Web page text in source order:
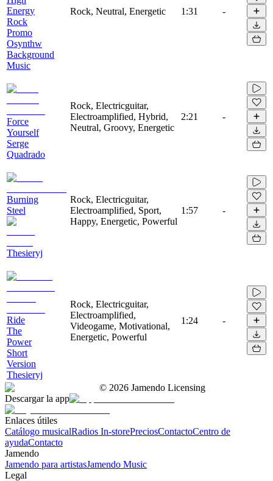
Energy
Rock
Promo
Osynthw
Background
Music
Rock, Neutral, Energetic 1:31 -
Force
Yourself
Serge
Quadrado
Rock, Electricguitar,
Electroamplified, Hybrid,
Neutral, Groovy, Energetic
2:21 -
Burning
Steel
Thesieryj
Rock, Electricguitar,
Electroamplified, Sport,
Happy, Energetic, Powerful
1:57 -
Ride
The
Power
Short
Version
Thesieryj
Rock, Electricguitar,
Electroamplified,
Videogame, Motivational,
Energetic, Powerful
1:24 -
© 2026 Jamendo Licensing
Descargar la app
Enlaces útiles
Catálogo musicalRadios In-storePreciosContactoCentro de
ayudaContacto
Jamendo
Jamendo para artistasJamendo Music
Legal